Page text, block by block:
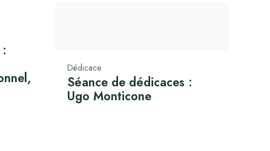
Dédicace
Séance de dédicaces :
Ugo Monticone